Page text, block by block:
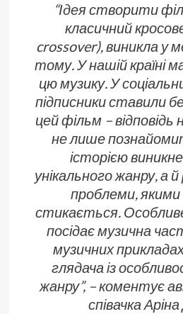
“Ідея створити
класичний
crossover), виникла у
тому. У нашій країні
цю музику. У
підписники ставили
цей фільм – відповідь
не лише
історією
унікального жанру, а
проблеми, якими
стикається.
посідає музична
музичних
глядача із
жанру”, – коментує
співачка